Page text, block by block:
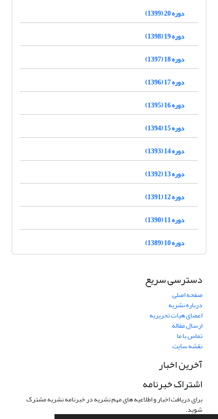
دوره 20 (1399)
دوره 19 (1398)
دوره 18 (1397)
دوره 17 (1396)
دوره 16 (1395)
دوره 15 (1394)
دوره 14 (1393)
دوره 13 (1392)
دوره 12 (1391)
دوره 11 (1390)
دوره 10 (1389)
دسترسی سریع
صفحه اصلی
درباره نشریه
اعضای هیات تحریریه
ارسال مقاله
تماس با ما
نقشه سایت
آخرین اخبار
اشتراک خبرنامه
برای دریافت اخبار و اطلاعیه های مهم نشریه در خبرنامه نشریه مشترک
شوید.